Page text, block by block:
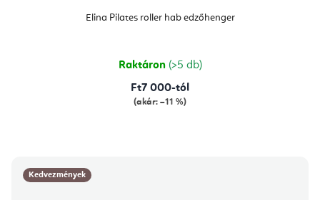
Elina Pilates roller hab edzőhenger
Raktáron (>5 db)
Ft7 000-tól
(akár: –11 %)
Kedvezmények